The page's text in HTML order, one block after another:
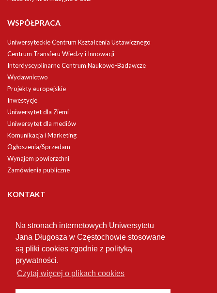
Na stronach internetowych Uniwersytetu
Jana Długosza w Częstochowie stosowane
są pliki cookies zgodnie z polityką
prywatności.
Czytaj więcej o plikach cookies
WSPÓŁPRACA
Uniwersyteckie Centrum Kształcenia Ustawicznego
Centrum Transferu Wiedzy i Innowacji
Interdyscyplinarne Centrum Naukowo-Badawcze
Wydawnictwo
Projekty europejskie
Inwestycje
Uniwersytet dla Ziemi
Uniwersytet dla mediów
Komunikacja i Marketing
Ogłoszenia/Sprzedam
Wynajem powierzchni
Zamówienia publiczne
KONTAKT
Jana Długosza w Częstochowie
ul. Waszyngtona 4/8
42-200 Częstochowa
tel. +48 34 378 41 00
email:kancelaria@ujd.edu.pl